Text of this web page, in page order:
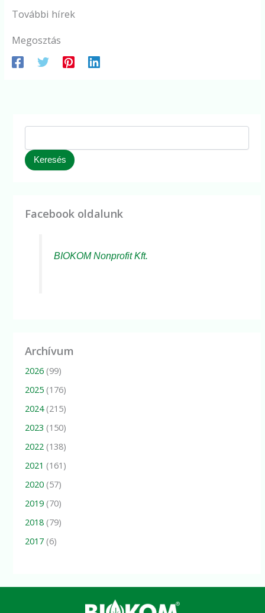
További hírek
Megosztás
Keresés
Facebook oldalunk
BIOKOM Nonprofit Kft.
Archívum
2026 (99)
2025 (176)
2024(215)
2023 (150)
2022 (138)
2021 (161)
2020 (57)
2019 (70)
2018 (79)
2017 (6)